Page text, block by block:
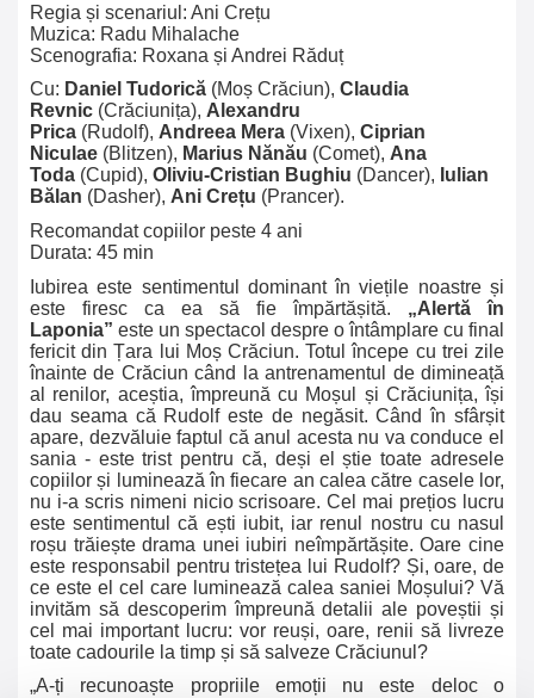
Regia și scenariul: Ani Crețu
Muzica: Radu Mihalache
Scenografia: Roxana și Andrei Răduț
Cu: Daniel Tudorică (Moș Crăciun), Claudia
Revnic (Crăciunița), Alexandru
Prica (Rudolf), Andreea Mera (Vixen), Ciprian
Niculae (Blitzen), Marius Nănău (Comet), Ana
Toda (Cupid), Oliviu-Cristian Bughiu (Dancer), Iulian
Bălan (Dasher), Ani Crețu (Prancer).
Recomandat copiilor peste 4 ani
Durata: 45 min
Iubirea este sentimentul dominant în viețile noastre și
este firesc ca ea să fie împărtășită. „Alertă în
Laponia” este un spectacol despre o întâmplare cu final
fericit din Țara lui Moș Crăciun. Totul începe cu trei zile
înainte de Crăciun când la antrenamentul de dimineață
al renilor, aceștia, împreună cu Moșul și Crăciunița, își
dau seama că Rudolf este de negăsit. Când în sfârșit
apare, dezvăluie faptul că anul acesta nu va conduce el
sania - este trist pentru că, deși el știe toate adresele
copiilor și luminează în fiecare an calea către casele lor,
nu i-a scris nimeni nicio scrisoare. Cel mai prețios lucru
este sentimentul că ești iubit, iar renul nostru cu nasul
roșu trăiește drama unei iubiri neîmpărtășite. Oare cine
este responsabil pentru tristețea lui Rudolf? Și, oare, de
ce este el cel care luminează calea saniei Moșului? Vă
invităm să descoperim împreună detalii ale poveștii și
cel mai important lucru: vor reuși, oare, renii să livreze
toate cadourile la timp și să salveze Crăciunul?
„A-ți recunoaște propriile emoții nu este deloc o